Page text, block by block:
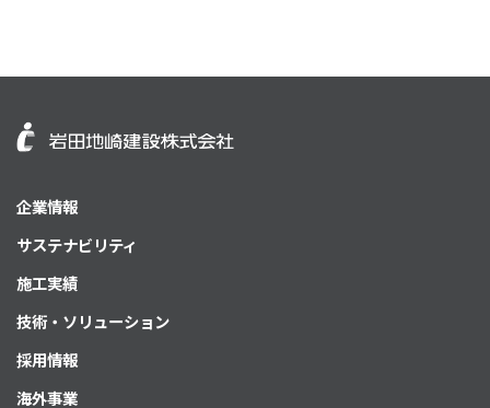
企業情報
サステナビリティ
施工実績
技術・ソリューション
採用情報
海外事業